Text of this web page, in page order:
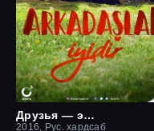
Друзья — это хорошо
2016, Рус. хардсаб